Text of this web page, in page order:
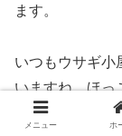
ます。
いつもウサギ小
いますね。ほっ
メニュー ホ